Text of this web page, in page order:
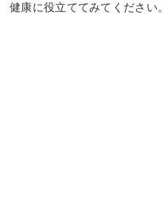
健康に役立ててみてください。